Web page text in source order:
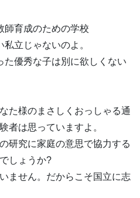
師育成のための学校
立じゃないのよ。
た優秀な子は別に欲しくない
た様のまさしくおっしゃる通
者は思っていますよ。
研究に家庭の意思で協力する
しょうか?
ません。だからこそ国立に志